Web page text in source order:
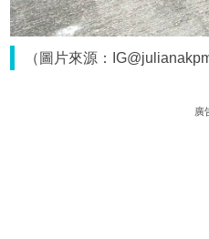
（圖片來源：IG@julianakpm
廣